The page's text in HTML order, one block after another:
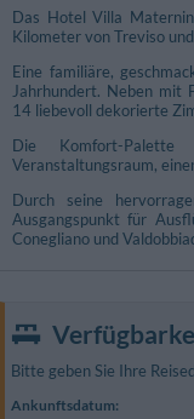
Fotos Konferenzraum
Das Hotel Villa
Kilometer von Treviso
Eine familiäre,
Jahrhundert. Neben mit
14 liebevoll dekorierte
Die Komfort-
Veranstaltungsraum,
Durch seine
Ausgangspunkt für
Conegliano und
Bitte geben Sie Ihre
Ankunftsdatum: